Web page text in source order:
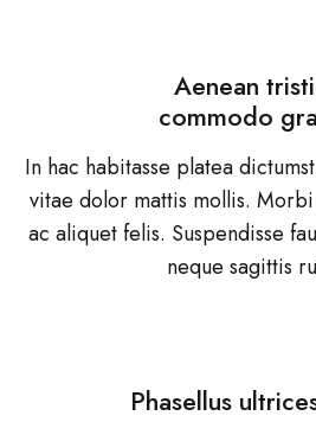
Aenean
commodo
In hac habitasse platea
vitae dolor mattis mollis.
ac aliquet felis. Suspendisse
neque sagittis
Phasellus